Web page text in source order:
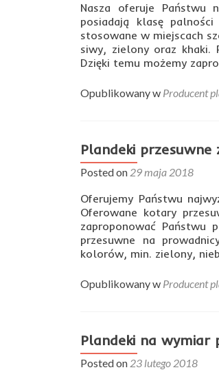
Nasza oferuje Państwu
posiadają klasę
stosowane w miejscach
siwy, zielony oraz khaki.
Dzięki temu możemy
Opublikowany w Producent
Plandeki
Posted on 29 maja 2018
Oferujemy Państwu
Oferowane kotary
zaproponować Państwu
przesuwne na
kolorów, min. zielony,
Opublikowany w Producent
Plandeki na wymiar
Posted on 23 lutego 2018